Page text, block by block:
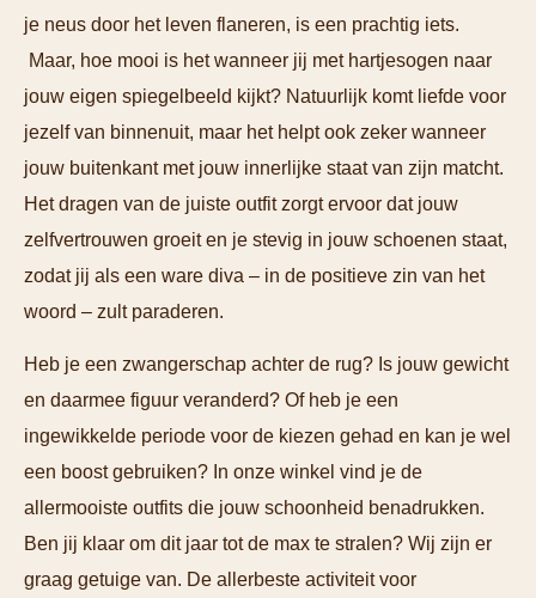
je neus door het leven flaneren, is een prachtig iets.
Maar, hoe mooi is het wanneer jij met hartjesogen naar
jouw eigen spiegelbeeld kijkt? Natuurlijk komt liefde voor
jezelf van binnenuit, maar het helpt ook zeker wanneer
jouw buitenkant met jouw innerlijke staat van zijn matcht.
Het dragen van de juiste outfit zorgt ervoor dat jouw
zelfvertrouwen groeit en je stevig in jouw schoenen staat,
zodat jij als een ware diva – in de positieve zin van het
woord – zult paraderen.
Heb je een zwangerschap achter de rug? Is jouw gewicht
en daarmee figuur veranderd? Of heb je een
ingewikkelde periode voor de kiezen gehad en kan je wel
een boost gebruiken? In onze winkel vind je de
allermooiste outfits die jouw schoonheid benadrukken.
Ben jij klaar om dit jaar tot de max te stralen? Wij zijn er
graag getuige van. De allerbeste activiteit voor